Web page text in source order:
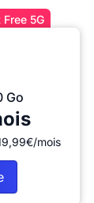
5G
Go
mois